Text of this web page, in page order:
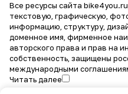
Все ресурсы сайта
текстовую, графическую,
информацию, структуру,
доменное имя, фирменное
авторского права и прав на
собственность, защищены
международными
Читать далее